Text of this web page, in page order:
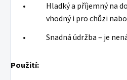
Hladký a příjemný na
vhodný i pro chůzi
Snadná údržba – je
Použití: